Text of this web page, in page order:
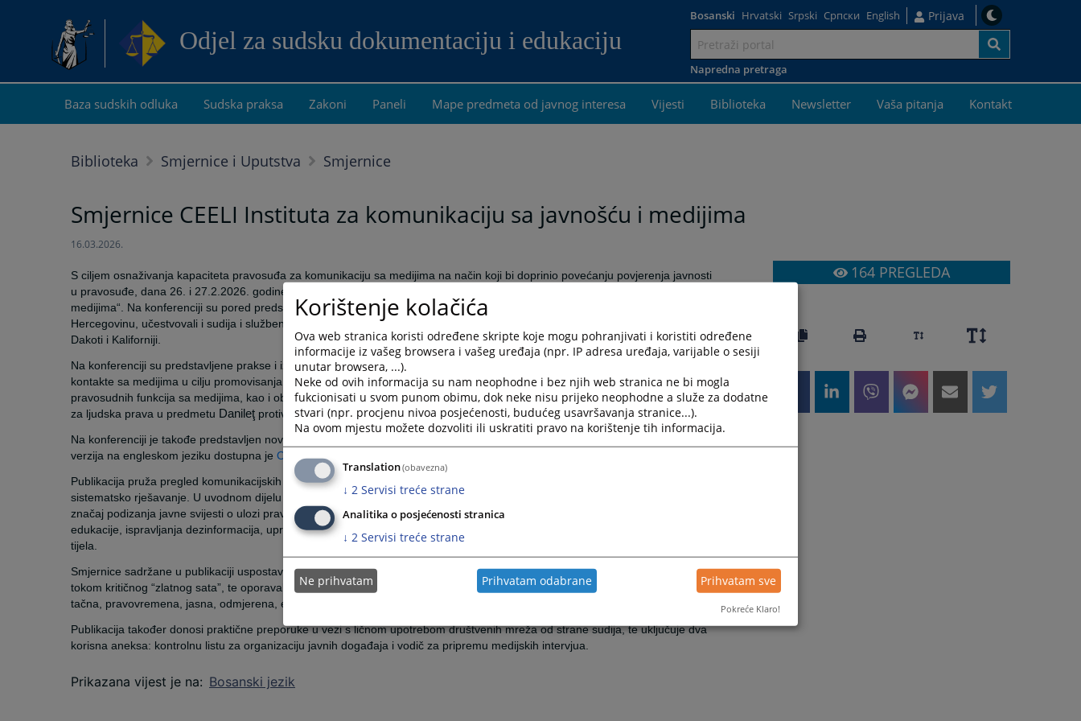
Odjel za sudsku dokumentaciju i edukaciju
sadržaj
Bosanski Hrvatski Srpski Српски English Prijava
Napredna pretraga
Baza sudskih odluka Sudska praksa Zakoni Paneli Mape predmeta od javnog interesa Vijesti Biblioteka Newsletter Vaša pitanja Kontakt
Biblioteka Smjernice i Uputstva Smjernice
Smjernice CEELI Instituta za komunikaciju sa javnošću i medijima
16.03.2026.
S ciljem osnaživanja kapaciteta pravosuđa za komunikaciju sa medijima na način koji bi doprinio povećanju povjerenja javnosti
u pravosuđe, dana 26. i 27.2.2026. godine u Pragu održana je
medijima“. Na konferenciji su pored predstavnika pravosuđa zemalja Centralne i Istočne Evrope, uključujući Bosnu i
Hercegovinu, učestvovali i sudija i službenik za medije Evropskog suda za ljudska prava, te sudije Okružnog suda u Južnoj
Dakoti i Kaliforniji.
Na konferenciji su predstavljene prakse i izazovi u komunikaciji zemalja učesnica, kao i način na koji pojedine zemlje ostvaruju
kontakte sa medijima u cilju promovisanja nezavisnog pravosuđa. U kontekstu načina individualne komunikacije nosilaca
pravosudnih funkcija sa medijima, kao i obimu primjerene i dozvoljene komunikacije, razgovarano je o presudi Evropskog suda
za ljudska prava u predmetu Danileţ protiv Rumunije, čiji je pravni sažetak dostupanOVDJE.
Na konferenciji je takođe predstavljen novi Vodič CEELI Instituta za komunikaciju sa javnošću i medijima, a njegova elektronska
verzija na engleskom jeziku dostupna je OVDJE.
Publikacija pruža pregled komunikacijskih izazova s kojima se suočavaju pravosudne institucije, te nudi strateški okvir za njihovo
sistematsko rješavanje. U uvodnom dijelu obrazlaže se potreba za proaktivnim pristupom komunikaciji, pri čemu se naglašava
značaj podizanja javne svijesti o ulozi pravosuđa, promicanja transparentnosti i institucionalnog legitimiteta, unapređenja pravne
edukacije, ispravljanja dezinformacija, upravljanja kriznim situacijama, kao i jačanja interne komunikacije unutar pravosudnih
tijela.
Smjernice sadržane u publikaciji uspostavljaju strukturiran model krizne komunikacije, podijeljen u tri faze: pripremu, reakciju
tokom kritičnog “zlatnog sata”, te oporavak nakon krize. Posebno se ističe da učinkovita pravosudna komunikacija mora biti
tačna, pravovremena, jasna, odmjerena, edukativna i usmjerena na čovjeka, uz jasno definirana pravila za pristup komunikaciji.
Publikacija također donosi praktične preporuke u vezi s ličnom upotrebom društvenih mreža od strane sudija, te uključuje dva
korisna aneksa: kontrolnu listu za organizaciju javnih događaja i vodič za pripremu medijskih intervjua.
Prikazana vijest je na: Bosanski jezik
164PREGLEDA
Korištenje kolačića
Ova web stranica koristi određene skripte koje mogu pohranjivati i koristiti određene
informacije iz vašeg browsera i vašeg uređaja (npr. IP adresa uređaja, varijable o sesiji
unutar browsera, ...).
Neke od ovih informacija su nam neophodne i bez njih web stranica ne bi mogla
fukcionisati u svom punom obimu, dok neke nisu prijeko neophodne a služe za dodatne
stvari (npr. procjenu nivoa posjećenosti, budućeg usavršavanja stranice...).
Na ovom mjestu možete dozvoliti ili uskratiti pravo na korištenje tih informacija.
Translation(obavezna)
↓ 2 Servisi treće strane
Analitika o posjećenosti stranica
↓ 2 Servisi treće strane
Ne prihvatam Prihvatam odabrane Prihvatam sve
Pokreće Klaro!